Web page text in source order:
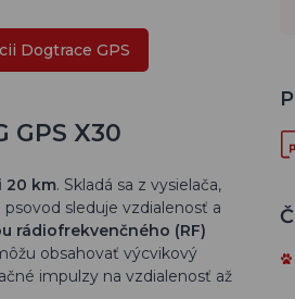
Dogtrace GPS
X30
20 km. Skladá sa z vysielača,
sleduje vzdialenosť a
rádiofrekvenčného (RF)
obsahovať výcvikový
impulzy na vzdialenosť až